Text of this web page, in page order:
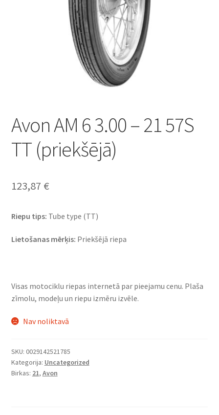
Avon AM 6 3.00 – 21 57S
TT (priekšējā)
123,87 €
Riepu tips: Tube type (TT)
Lietošanas mērķis: Priekšējā riepa
Visas motociklu riepas internetā par pieejamu cenu. Plaša
zīmolu, modeļu un riepu izmēru izvēle.
Nav noliktavā
SKU: 0029142521785
Kategorija: Uncategorized
Birkas: 21, Avon